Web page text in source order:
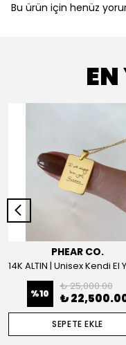
Bu ürün için henüz
PHEAR CO.
%10
₺ 25,000.00
₺
SEPETE EKLE